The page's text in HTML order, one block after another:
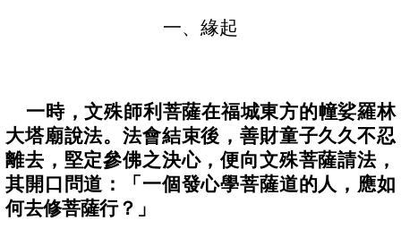
一、緣起
一時，文殊師利菩薩在福城東方的幢娑羅林
大塔廟說法。法會結束後，善財童子久久不忍
離去，堅定參佛之決心，便向文殊菩薩請法，
其開口問道：「一個發心學菩薩道的人，應如
何去修菩薩行？」